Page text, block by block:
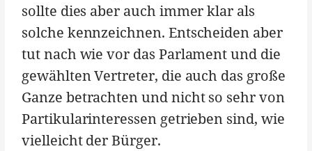
sollte dies aber auch immer klar als
solche kennzeichnen. Entscheiden aber
tut nach wie vor das Parlament und die
gewählten Vertreter, die auch das große
Ganze betrachten und nicht so sehr von
Partikularinteressen getrieben sind, wie
vielleicht der Bürger.